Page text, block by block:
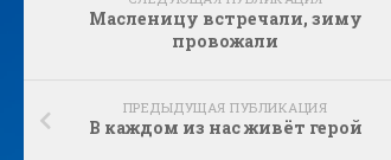
Масленицу встречали, зиму
провожали
ПРЕДЫДУЩАЯ ПУБЛИКАЦИЯ
В каждом из нас живёт герой